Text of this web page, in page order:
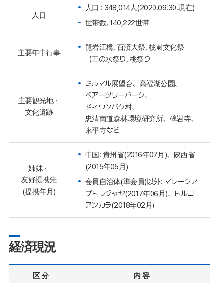
人口
人口 : 348,014人(2020.09.30.現在)
世帯数: 140,222世帯
主要年中行事
龍岩江橋, 百済大祭, 桃園文化祭
（王の水祭り, 桃祭り
主要観光地・
文化遺跡
ミルマル展望台、高福湖公園、
ベアーツリーパーク、
ドィウンバク村、
忠清南道森林環境研究所、碑岩寺、
永平寺など
姉妹・
友好提携先
(提携年月)
中国: 貴州省(2016年07月)、陝西省
(2015年05月)
会員自治体(準会員)以外: マレーシア
プトラジャヤ(2017年06月)、トルコ
アンカラ(2018年02月)
経済現況
区 分 内 容